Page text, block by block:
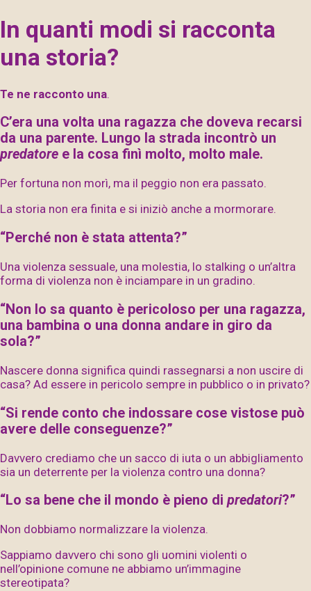
In quanti modi si racconta
una storia?
Te ne racconto una.
C’era una volta una ragazza che doveva recarsi
da una parente. Lungo la strada incontrò un
predatore e la cosa finì molto, molto male.
Per fortuna non morì, ma il peggio non era passato.
La storia non era finita e si iniziò anche a mormorare.
“Perché non è stata attenta?”
Una violenza sessuale, una molestia, lo stalking o un’altra
forma di violenza non è inciampare in un gradino.
“Non lo sa quanto è pericoloso per una ragazza,
una bambina o una donna andare in giro da
sola?”
Nascere donna significa quindi rassegnarsi a non uscire di
casa? Ad essere in pericolo sempre in pubblico o in privato?
“Si rende conto che indossare cose vistose può
avere delle conseguenze?”
Davvero crediamo che un sacco di iuta o un abbigliamento
sia un deterrente per la violenza contro una donna?
“Lo sa bene che il mondo è pieno di predatori?”
Non dobbiamo normalizzare la violenza.
Sappiamo davvero chi sono gli uomini violenti o
nell’opinione comune ne abbiamo un’immagine
stereotipata?